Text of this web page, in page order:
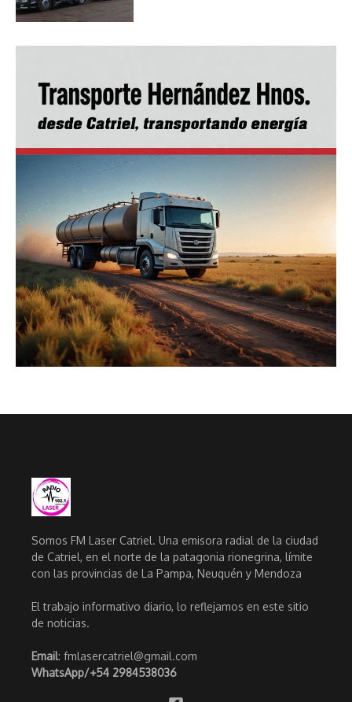
Somos FM Laser Catriel. Una emisora radial de la ciudad
de Catriel, en el norte de la patagonia rionegrina, límite
con las provincias de La Pampa, Neuquén y Mendoza
El trabajo informativo diario, lo reflejamos en este sitio
de noticias.
Email: fmlasercatriel@gmail.com
WhatsApp/+54 2984538036